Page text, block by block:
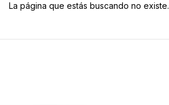
La página que estás buscando no existe.